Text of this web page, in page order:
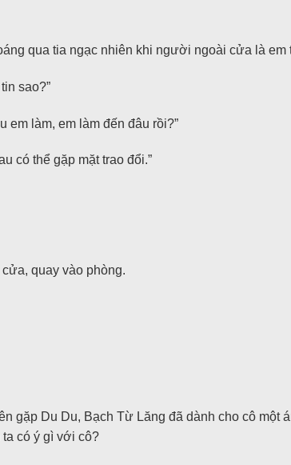
qua tia ngạc nhiên khi người ngoài cửa là em
sao?”
em làm, em làm đến đâu rồi?”
có thể gặp mặt trao đổi.”
quay vào phòng.
gặp Du Du, Bạch Từ Lăng đã dành cho cô một
có ý gì với cô?